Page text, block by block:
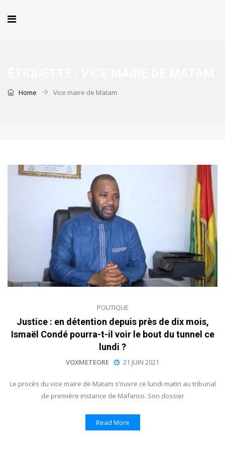
Home Vice maire de Matam
POLITIQUE
Justice : en détention depuis près de dix mois,
Ismaël Condé pourra-t-il voir le bout du tunnel ce
lundi ?
VOXMETEORE 21 JUIN 2021
Le procès du vice maire de Matam s’ouvre ce lundi matin au tribunal
de première instance de Mafanco. Son dossier
Read More